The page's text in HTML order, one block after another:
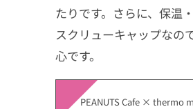
たりです。さらに、保温
スクリューキャップなの
心です。
PEANUTS Cafe × thermo